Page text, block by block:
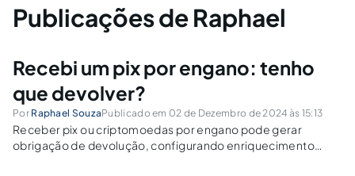
Publicações de Raphael
Recebi um pix por engano: tenho
que devolver?
Por Raphael SouzaPublicado em 02 de Dezembro de 2024 às 15:13
Receber pix ou criptomoedas por engano pode gerar
obrigação de devolução, configurando enriquecimento